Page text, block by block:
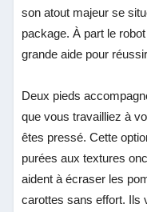
son atout majeur se
package. À part le
grande aide pour
Deux pieds
que vous travailliez à
êtes pressé. Cette
purées aux textures
aident à écraser les
carottes sans effort. Ils